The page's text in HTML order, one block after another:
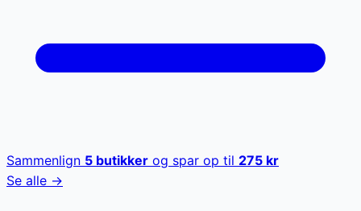
Sammenlign 5 butikker og spar op til 275 kr
Se alle →